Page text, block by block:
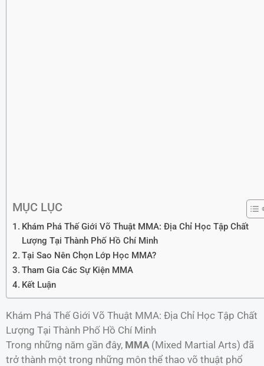
MỤC LỤC
Khám Phá Thế Giới Võ Thuật MMA: Địa Chỉ Học Tập Chất
Lượng Tại Thành Phố Hồ Chí Minh
Tại Sao Nên Chọn Lớp Học MMA?
Tham Gia Các Sự Kiện MMA
Kết Luận
Khám Phá Thế Giới Võ Thuật MMA: Địa Chỉ Học Tập Chất
Lượng Tại Thành Phố Hồ Chí Minh
Trong những năm gần đây, MMA (Mixed Martial Arts) đã
trở thành một trong những môn thể thao võ thuật phổ